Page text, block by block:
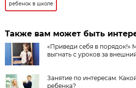
ребенок в школе
Также вам может быть
«Приведи себя в порядок!»
выгнать с уроков за
Занятие по интересам.
ребенка?